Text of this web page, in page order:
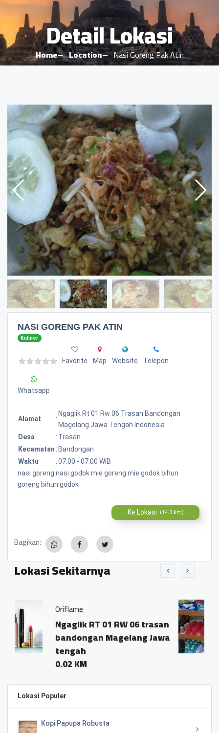
Detail Lokasi
Home Location Nasi Goreng Pak Atin
NASI GORENG PAK ATIN
Kuliner
Favorite Map Website Telepon
Whatsapp
Alamat :
Ngaglik Rt 01 Rw 06 Trasan Bandongan
Magelang Jawa Tengah Indonesia
Desa
: Trasan
Kecamatan : Bandongan
Waktu
:07:00 - 07:00 WIB
nasi goreng nasi godok mie goreng mie godok bihun
goreng bihun godok
Ke Lokasi (14.3 km)
Bagikan:
Lokasi Sekitarnya
01 RW 06 trasan
Magelang Jawa
Warung Makrifah
Ngaglik Rt 01/06
Magelang.
Lokasi Populer
Kopi Papupa Robusta